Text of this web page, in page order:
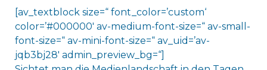
[av_textblock size=“ font_color=’custom‘
color=’#000000′ av-medium-font-size=“ av-small-
font-size=“ av-mini-font-size=“ av_uid=’av-
jqb3bj28′ admin_preview_bg=“]